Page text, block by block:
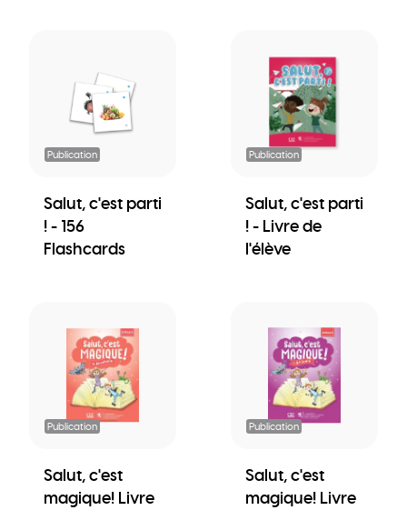
Publication
Salut, c'est parti
! - 156
Flashcards
Publication
Salut, c'est parti
! - Livre de
l'élève
Publication
Salut, c'est
magique! Livre
Publication
Salut, c'est
magique! Livre